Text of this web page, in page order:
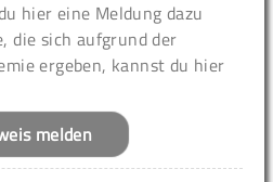
hier eine Meldung dazu
die sich aufgrund der
ergeben, kannst du hier
melden